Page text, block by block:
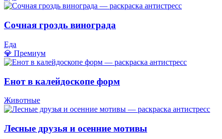
Сочная гроздь винограда
Еда
💎 Премиум
Енот в калейдоскопе форм
Животные
Лесные друзья и осенние мотивы